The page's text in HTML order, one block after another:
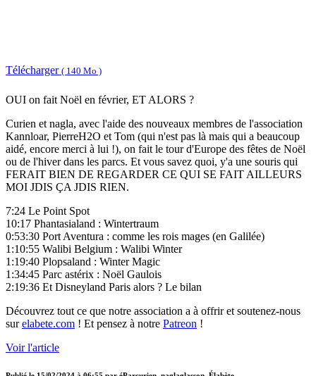
Télécharger ( 140 Mo )
OUI on fait Noël en février, ET ALORS ?
Curien et nagla, avec l'aide des nouveaux membres de l'association
Kannloar, PierreH2O et Tom (qui n'est pas là mais qui a beaucoup
aidé, encore merci à lui !), on fait le tour d'Europe des fêtes de Noël
ou de l'hiver dans les parcs. Et vous savez quoi, y'a une souris qui
FERAIT BIEN DE REGARDER CE QUI SE FAIT AILLEURS
MOI JDIS ÇA JDIS RIEN.
7:24 Le Point Spot
10:17 Phantasialand : Wintertraum
0:53:30 Port Aventura : comme les rois mages (en Galilée)
1:10:55 Walibi Belgium : Walibi Winter
1:19:40 Plopsaland : Winter Magic
1:34:45 Parc astérix : Noël Gaulois
2:19:36 Et Disneyland Paris alors ? Le bilan
Découvrez tout ce que notre association a à offrir et soutenez-nous
surelabete.com ! Et pensez à notre Patreon !
Voir l'article